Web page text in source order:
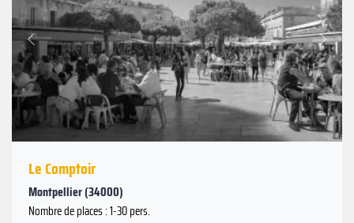
Précédent
Suivant
Le Comptoir
Montpellier (34000)
Nombre de places : 1-30 pers.